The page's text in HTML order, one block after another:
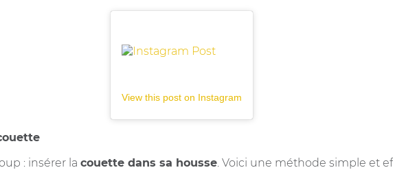
View this post on Instagram
: insérer la couette dans sa housse . Voici une méthode simple et